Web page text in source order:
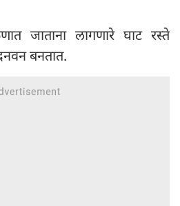
जाताना लागणारे घाट रस्ते
बनतात.